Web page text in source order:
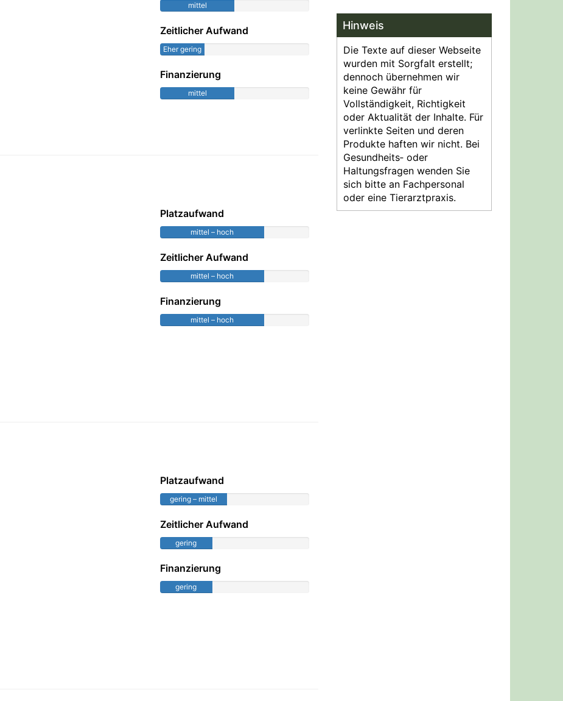
mittel
Zeitlicher Aufwand
Eher gering
Finanzierung
mittel
Platzaufwand
mittel – hoch
Zeitlicher Aufwand
mittel – hoch
Finanzierung
mittel – hoch
Platzaufwand
gering – mittel
Zeitlicher Aufwand
gering
Finanzierung
gering
Hinweis
Die Texte auf dieser Webseite
wurden mit Sorgfalt erstellt;
dennoch übernehmen wir
keine Gewähr für
Vollständigkeit, Richtigkeit
oder Aktualität der Inhalte. Für
verlinkte Seiten und deren
Produkte haften wir nicht. Bei
Gesundheits‑ oder
Haltungsfragen wenden Sie
sich bitte an Fachpersonal
oder eine Tierarztpraxis.